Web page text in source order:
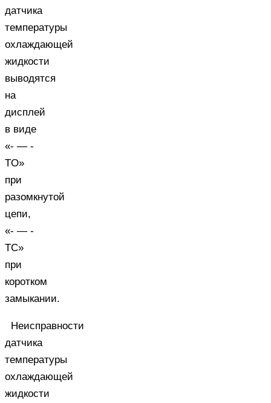
датчика
температуры
охлаждающей
жидкости
выводятся
на
дисплей
в виде
«- — -
TO»
при
разомкнутой
цепи,
«- — -
TC»
при
коротком
замыкании.
Неисправности
датчика
температуры
охлаждающей
жидкости